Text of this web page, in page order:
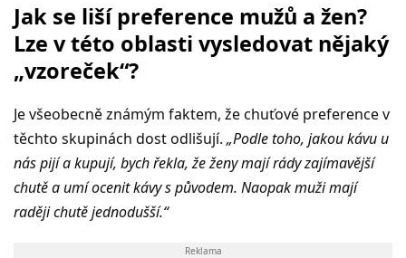
Jak se liší preference mužů a žen?
Lze v této oblasti vysledovat nějaký
„vzoreček“?
Je všeobecně známým faktem, že chuťové preference v
těchto skupinách dost odlišují. „Podle toho, jakou kávu u
nás pijí a kupují, bych řekla, že ženy mají rády zajímavější
chutě a umí ocenit kávy s původem. Naopak muži mají
raději chutě jednodušší.“
Reklama